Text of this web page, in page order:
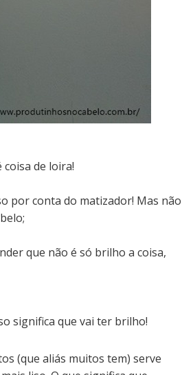
de loira!
por conta do matizador! Mas não
que não é só brilho a coisa,
significa que vai ter brilho!
(que aliás muitos tem) serve